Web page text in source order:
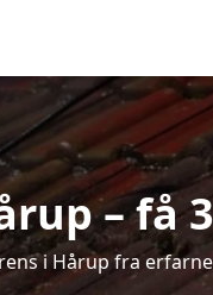
–
i Hårup fra